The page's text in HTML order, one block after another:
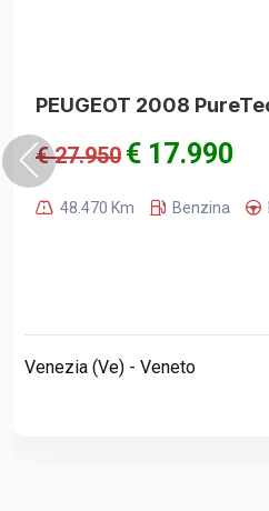
€ 27.950 € 17.990
48.470 Km Benzina
Venezia (Ve) - Veneto